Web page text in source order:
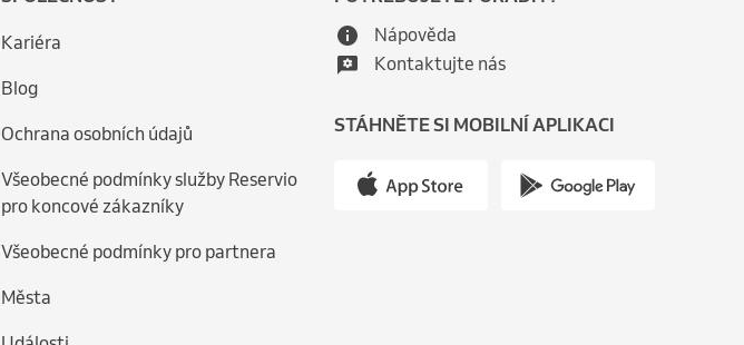
Kariéra
Blog
Ochrana osobních údajů
Všeobecné podmínky služby Reservio
pro koncové zákazníky
Všeobecné podmínky pro partnera
Města
Nápověda
Kontaktujte nás
STÁHNĚTE SI MOBILNÍ APLIKACI